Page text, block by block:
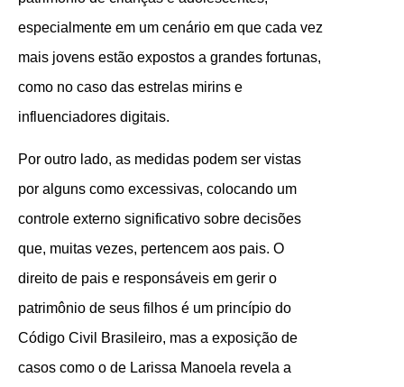
especialmente em um cenário em que cada vez
mais jovens estão expostos a grandes fortunas,
como no caso das estrelas mirins e
influenciadores digitais.
Por outro lado, as medidas podem ser vistas
por alguns como excessivas, colocando um
controle externo significativo sobre decisões
que, muitas vezes, pertencem aos pais. O
direito de pais e responsáveis em gerir o
patrimônio de seus filhos é um princípio do
Código Civil Brasileiro, mas a exposição de
casos como o de Larissa Manoela revela a